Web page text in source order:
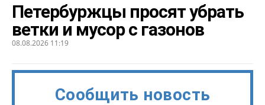
Петербуржцы просят убрать
ветки и мусор с газонов
08.08.2026 11:19
Сообщить новость